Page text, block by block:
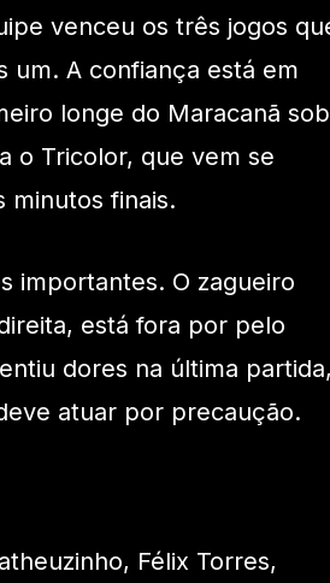
venceu os três jogos
um. A confiança está em
longe do Maracanã sob
o Tricolor, que vem se
minutos finais.
importantes. O zagueiro
está fora por pelo
dores na última
atuar por precaução.
Félix Torres,